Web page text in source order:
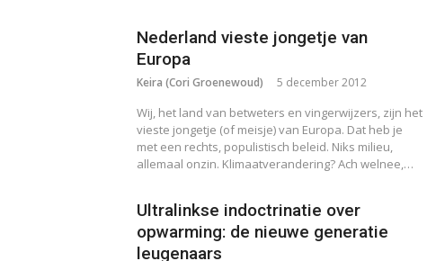
Nederland vieste jongetje van
Europa
Keira (Cori Groenewoud) 5 december 2012
Wij, het land van betweters en vingerwijzers, zijn het
vieste jongetje (of meisje) van Europa. Dat heb je
met een rechts, populistisch beleid. Niks milieu,
allemaal onzin. Klimaatverandering? Ach welnee,…
Ultralinkse indoctrinatie over
opwarming: de nieuwe generatie
leugenaars